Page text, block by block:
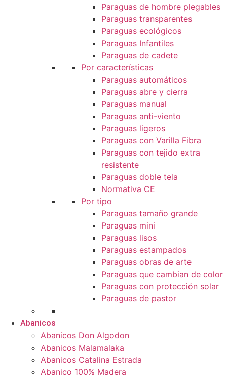
Paraguas de hombre plegables
Paraguas transparentes
Paraguas ecológicos
Paraguas Infantiles
Paraguas de cadete
Por características
Paraguas automáticos
Paraguas abre y cierra
Paraguas manual
Paraguas anti-viento
Paraguas ligeros
Paraguas con Varilla Fibra
Paraguas con tejido extra
resistente
Paraguas doble tela
Normativa CE
Por tipo
Paraguas tamaño grande
Paraguas mini
Paraguas lisos
Paraguas estampados
Paraguas obras de arte
Paraguas que cambian de color
Paraguas con protección solar
Paraguas de pastor
Abanicos
Abanicos Don Algodon
Abanicos Malamalaka
Abanicos Catalina Estrada
Abanico 100% Madera